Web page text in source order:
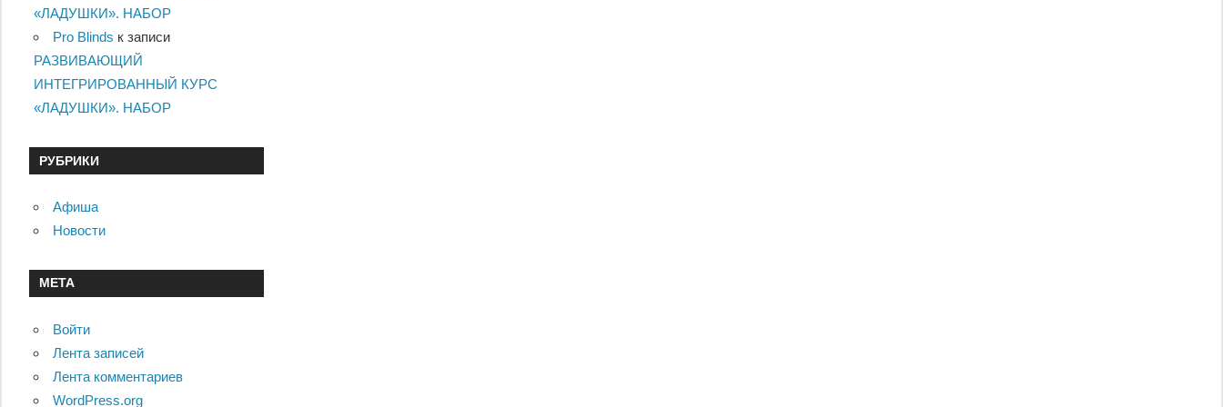
«ЛАДУШКИ». НАБОР
Pro Blinds к записи
РАЗВИВАЮЩИЙ
ИНТЕГРИРОВАННЫЙ КУРС
«ЛАДУШКИ». НАБОР
РУБРИКИ
Афиша
Новости
МЕТА
Войти
Лента записей
Лента комментариев
WordPress.org